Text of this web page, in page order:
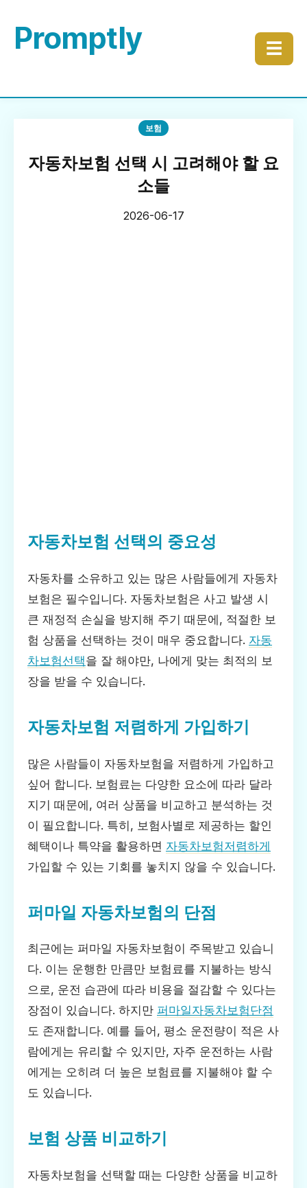
Promptly ☰
보험
자동차보험 선택 시 고려해야 할 요
소들
2026-06-17
자동차보험 선택의 중요성
자동차를 소유하고 있는 많은 사람들에게 자동차
보험은 필수입니다. 자동차보험은 사고 발생 시
큰 재정적 손실을 방지해 주기 때문에, 적절한 보
험 상품을 선택하는 것이 매우 중요합니다. 자동
차보험선택을 잘 해야만, 나에게 맞는 최적의 보
장을 받을 수 있습니다.
자동차보험 저렴하게 가입하기
많은 사람들이 자동차보험을 저렴하게 가입하고
싶어 합니다. 보험료는 다양한 요소에 따라 달라
지기 때문에, 여러 상품을 비교하고 분석하는 것
이 필요합니다. 특히, 보험사별로 제공하는 할인
혜택이나 특약을 활용하면 자동차보험저렴하게
가입할 수 있는 기회를 놓치지 않을 수 있습니다.
퍼마일 자동차보험의 단점
최근에는 퍼마일 자동차보험이 주목받고 있습니
다. 이는 운행한 만큼만 보험료를 지불하는 방식
으로, 운전 습관에 따라 비용을 절감할 수 있다는
장점이 있습니다. 하지만 퍼마일자동차보험단점
도 존재합니다. 예를 들어, 평소 운전량이 적은 사
람에게는 유리할 수 있지만, 자주 운전하는 사람
에게는 오히려 더 높은 보험료를 지불해야 할 수
도 있습니다.
보험 상품 비교하기
자동차보험을 선택할 때는 다양한 상품을 비교하